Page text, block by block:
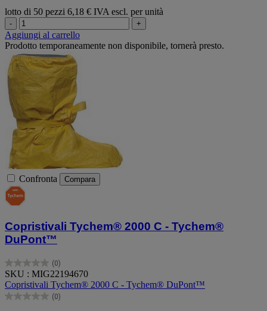
lotto di 50 pezzi 6,18 € IVA escl. per unità
- +
Aggiungi al carrello
Prodotto temporaneamente non disponibile, tornerà presto.
Confronta Compara
Copristivali Tychem® 2000 C - Tychem®
DuPont™
(0)
0.0
su
5
stelle.
SKU : MIG22194670
Copristivali Tychem® 2000 C - Tychem® DuPont™
(0)
0.0